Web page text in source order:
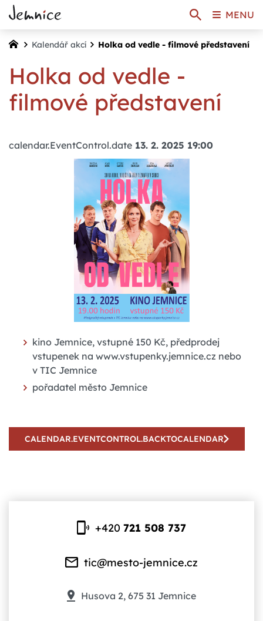
Kalendář akcí Holka od vedle - filmové představení
Holka od vedle -
filmové představení
calendar.EventControl.date 13. 2. 2025 19:00
kino Jemnice, vstupné 150 Kč, předprodej
vstupenek na www.vstupenky.jemnice.cz nebo
v TIC Jemnice
pořadatel město Jemnice
CALENDAR.EVENTCONTROL.BACKTOCALENDAR
+420721 508 737
tic@mesto-jemnice.cz
Husova 2, 675 31 Jemnice
MENU